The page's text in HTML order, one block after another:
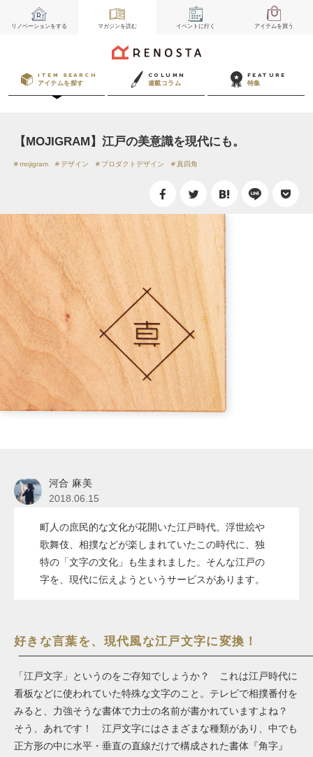
リノベーションをする マガジンを読む イベント に行く アイテムを買う
ITEM SEARCH
アイテムを探す
COLUMN
連載コラム
FEATURE
特集
【MOJIGRAM】江戸の美意識を現代にも。
mojigram デザイン プロダクトデザイン 真四角
河合 麻美
2018.06.15
町人の庶民的な文化が花開いた江戸時代。浮世絵や
歌舞伎、相撲などが楽しまれていたこの時代に、独
特の「文字の文化」も生まれました。そんな江戸の
字を、現代に伝えようというサービスがあります。
好きな言葉を、現代風な江戸文字に変換！
「江戸文字」というのをご存知でしょうか？ これは江戸時代に
看板などに使われていた特殊な文字のこと。テレビで相撲番付を
みると、力強そうな書体で力士の名前が書かれていますよね？
そう、あれです！ 江戸文字にはさまざまな種類があり、中でも
正方形の中に水平・垂直の直線だけで構成された書体『角字』